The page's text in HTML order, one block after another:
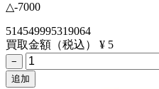
△-7000
514549995319064
買取金額（税込）
¥ 5
−
追加